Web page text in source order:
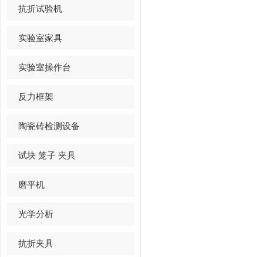
抗折试验机
实验室家具
实验室操作台
反力框架
陶瓷砖检测设备
试块 笼子 夹具
磨平机
光学分析
抗折夹具